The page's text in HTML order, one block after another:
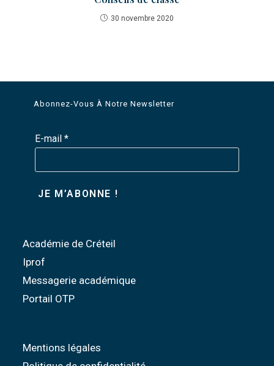
30 novembre 2020
Abonnez-Vous À Notre Newsletter
E-mail*
Académie de Créteil
Iprof
Messagerie académique
Portail OTP
Mentions légales